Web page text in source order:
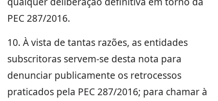
PEC 287/2016.
10. À vista de tantas razões, as entidades
subscritoras servem-se desta nota para
denunciar publicamente os retrocessos
praticados pela PEC 287/2016; para chamar à